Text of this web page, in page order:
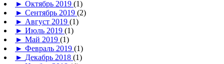
► Октябрь 2019 (1)
► Сентябрь 2019 (2)
► Август 2019 (1)
► Июль 2019 (1)
► Май 2019 (1)
► Февраль 2019 (1)
► Декабрь 2018 (1)